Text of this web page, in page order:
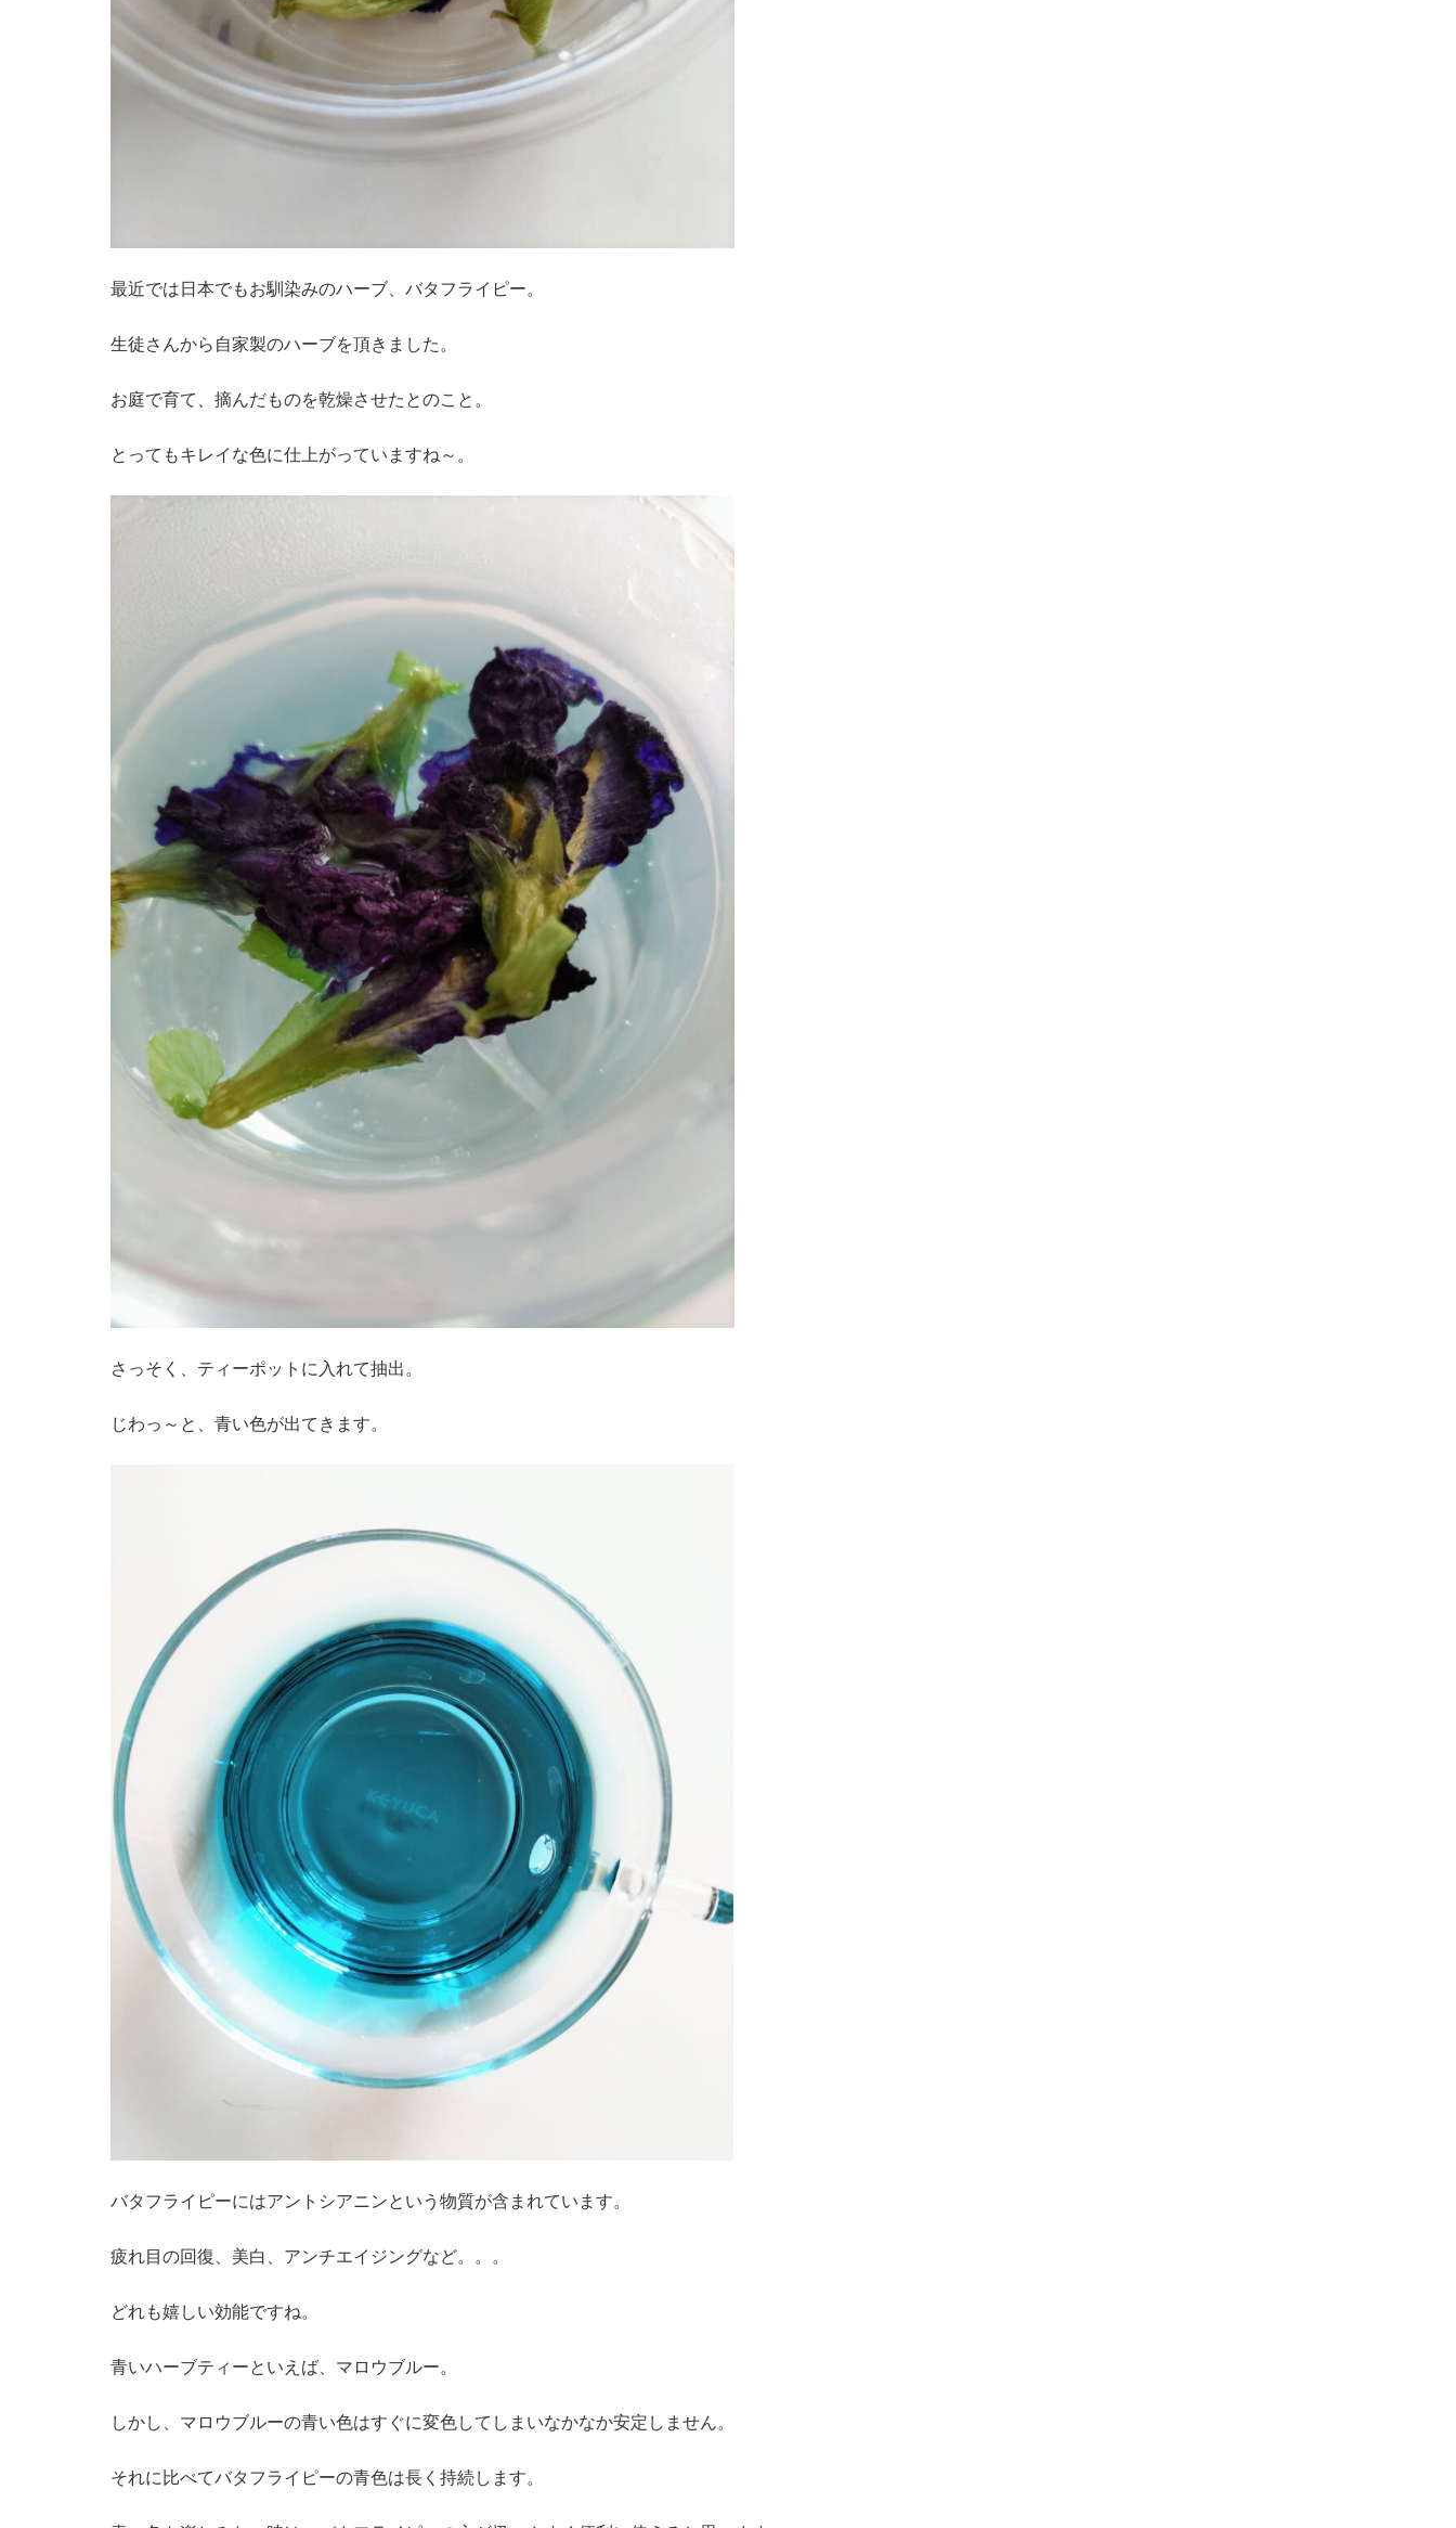
最近では日本でもお馴染みのハーブ、バタフライピー。
生徒さんから自家製のハーブを頂きました。
お庭で育て、摘んだものを乾燥させたとのこと。
とってもキレイな色に仕上がっていますね～。
さっそく、ティーポットに入れて抽出。
じわっ～と、青い色が出てきます。
バタフライピーにはアントシアニンという物質が含まれています。
疲れ目の回復、美白、アンチエイジングなど。。。
どれも嬉しい効能ですね。
青いハーブティーといえば、マロウブルー。
しかし、マロウブルーの青い色はすぐに変色してしまいなかなか安定しません。
それに比べてバタフライピーの青色は長く持続します。